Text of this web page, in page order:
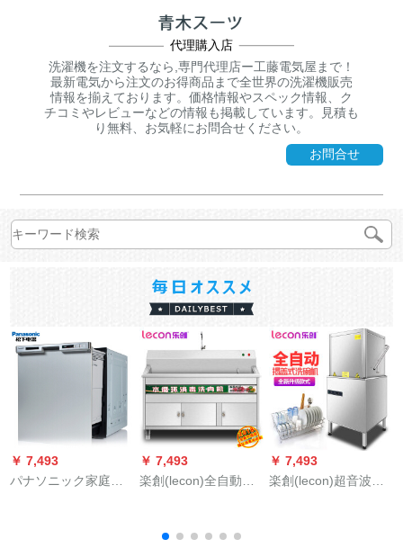
代理購入店
洗濯機を注文するなら,専門代理店ー工藤電気屋まで！
最新電気から注文のお得商品まで全世界の洗濯機販売
情報を揃えております。価格情報やスペック情報、ク
チコミやレビューなどの情報も掲載しています。見積も
り無料、お気軽にお問合せください。
お問合せ
￥ 7,493
パナソニック家庭用
￥ 7,493
楽創(lecon)全自動超
機ザリガニ洗い機ホ
￥ 7,493
楽創(lecon)超音波食